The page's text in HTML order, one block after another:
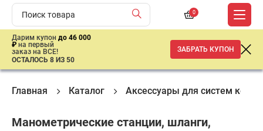
0
Дарим купон до 46 000
₽ на первый
заказ на ВСЕ!
ОСТАЛОСЬ 8 ИЗ 50
ЗАБРАТЬ КУПОН
Главная Каталог Аксессуары для систем
Манометрические станции, шланги,